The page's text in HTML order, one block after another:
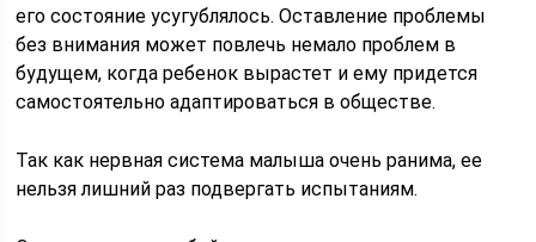
его состояние усугублялось. Оставление проблемы
без внимания может повлечь немало проблем в
будущем, когда ребенок вырастет и ему придется
самостоятельно адаптироваться в обществе.
Так как нервная система малыша очень ранима, ее
нельзя лишний раз подвергать испытаниям.